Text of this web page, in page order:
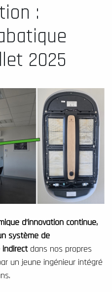
:
2025
d’innovation continue,
système de
dans nos propres
un jeune ingénieur intégré